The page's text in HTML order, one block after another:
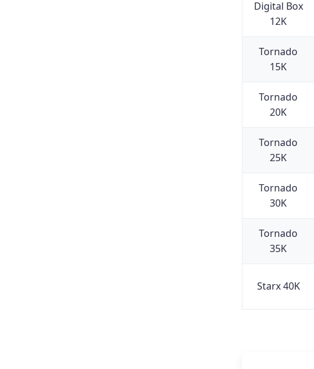
Digital Box
12K
Tornado
15K
Tornado
20K
Tornado
25K
Tornado
30K
Tornado
35K
Starx 40K